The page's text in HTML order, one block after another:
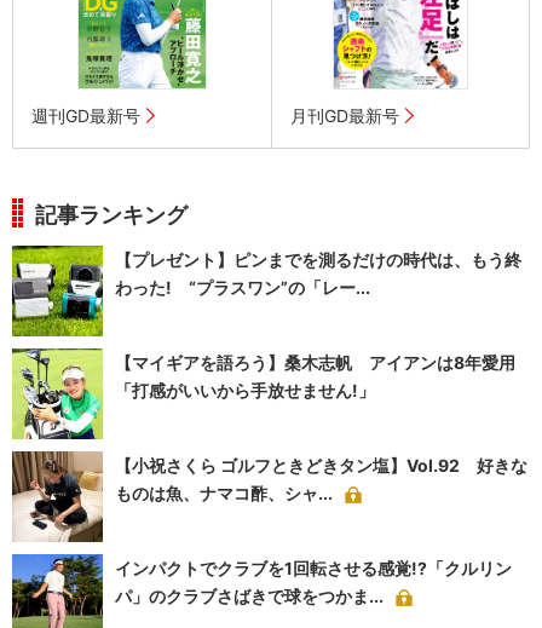
週刊GD最新号 月刊GD最新号
記事ランキング
【プレゼント】ピンまでを測るだけの時代は、もう終
わった! “プラスワン”の「レー...
【マイギアを語ろう】桑木志帆 アイアンは8年愛用
「打感がいいから手放せません!」
【小祝さくら ゴルフときどきタン塩】Vol.92 好きな
ものは魚、ナマコ酢、シャ...
インパクトでクラブを1回転させる感覚!?「クルリン
パ」のクラブさばきで球をつかま...